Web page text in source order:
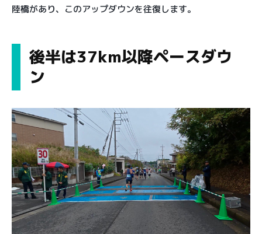
陸橋があり、このアップダウンを往復します。
後半は37km以降ペースダウ
ン